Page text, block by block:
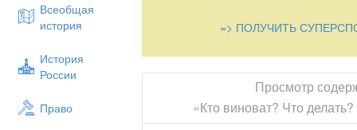
Всеобщая
история
История
России
Право
=> ПОЛУЧИТЬ
Просмотр
«Кто виноват? Что